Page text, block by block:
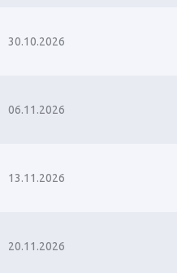
30.10.2026
06.11.2026
13.11.2026
20.11.2026